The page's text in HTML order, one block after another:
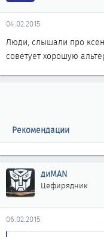
04.02.2015
Люди, слышали про
советует хорошую
Рекомендации
диMAN
Цефирядник
06.02.2015